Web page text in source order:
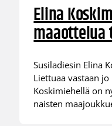
Elina
maaottelua
Susiladiesin Elina
Liettuaa vastaan
Koskimiehellä on
naisten